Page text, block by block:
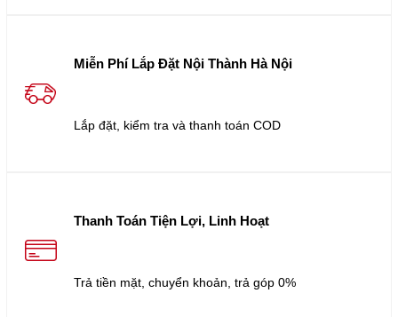
Miễn Phí Lắp Đặt Nội Thành Hà Nội
Lắp đặt, kiểm tra và thanh toán COD
Thanh Toán Tiện Lợi, Linh Hoạt
Trả tiền mặt, chuyển khoản, trả góp 0%